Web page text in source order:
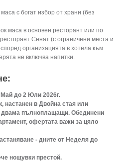
с богат избор от храни (без
маса в основен ресторант или по
Сенат (с ограничени места и
организацията в хотела към
не включва напитки.
Май до 2 Юли 2026г.
настанен в Двойна стая или
двама пълноплащащи. Обединени
офертата важи за цяло
- дните от Неделя до
нощувки престой.